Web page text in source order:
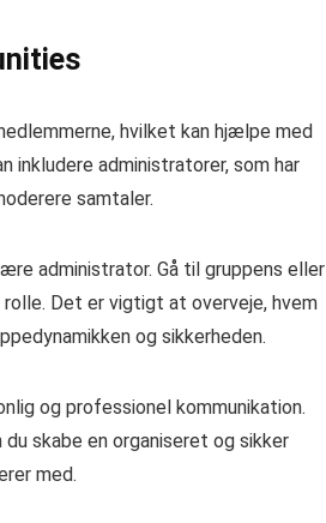
hvilket kan hjælpe med
administratorer, som har
samtaler.
administrator. Gå til gruppens eller
Det er vigtigt at overveje, hvem
og sikkerheden.
og professionel kommunikation.
skabe en organiseret og sikker
med.